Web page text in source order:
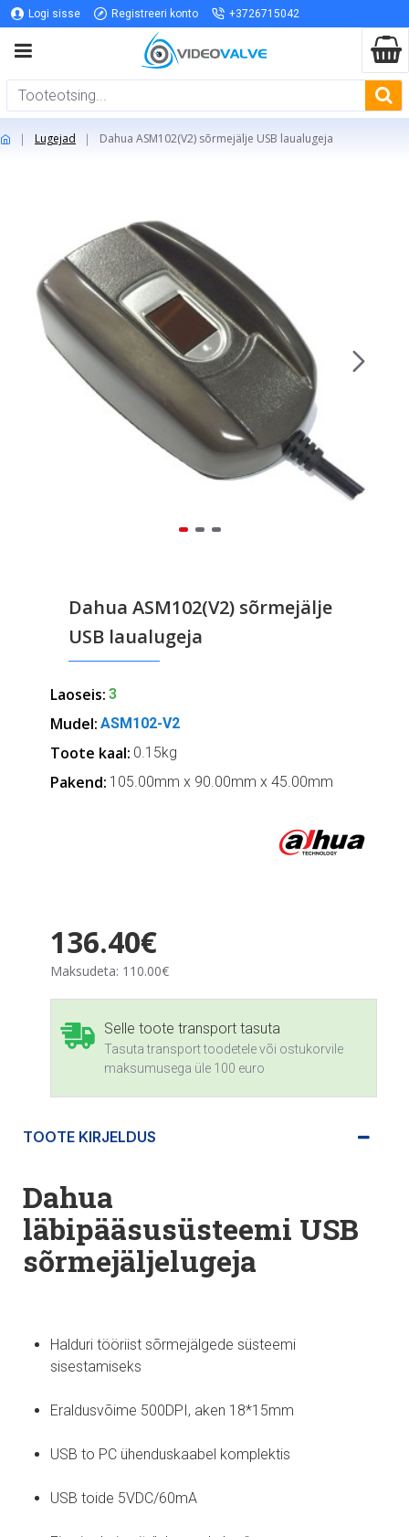
Logi sisse Registreeri konto +3726715042
Lugejad Dahua ASM102(V2) sõrmejälje USB laualugeja
Dahua ASM102(V2) sõrmejälje
USB laualugeja
136.40€
Maksudeta: 110.00€
Laoseis: 3
Mudel: ASM102-V2
Toote kaal: 0.15kg
Pakend: 105.00mm x 90.00mm x 45.00mm
Selle toote transport tasuta
Tasuta transport toodetele või ostukorvile
maksumusega üle 100 euro
TOOTE KIRJELDUS
Dahua
läbipääsusüsteemi USB
sõrmejäljelugeja
Halduri tööriist sõrmejälgede süsteemi
sisestamiseks
Eraldusvõime 500DPI, aken 18*15mm
USB to PC ühenduskaabel komplektis
USB toide 5VDC/60mA